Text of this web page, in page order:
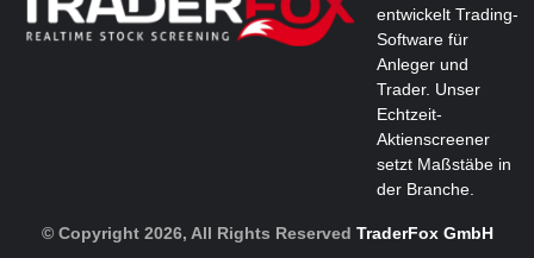
entwickelt Trading-
Software für
Anleger und
Trader. Unser
Echtzeit-
Aktienscreener
setzt Maßstäbe in
der Branche.
© Copyright 2026, All Rights Reserved TraderFox GmbH